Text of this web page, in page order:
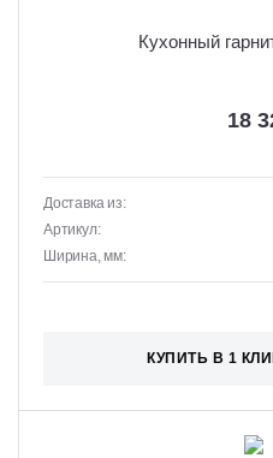
Кухонный
18
Доставка из:
Артикул:
Ширина, мм:
КУПИТЬ В 1